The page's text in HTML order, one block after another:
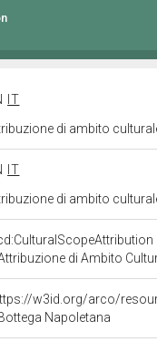
IT
di ambito
IT
di ambito
di Ambito
w3id.org/arco/
Napoletana